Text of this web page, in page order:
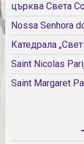
църква Света
Nossa Senhora
Катедрала
Saint Nicolas
Saint Margaret